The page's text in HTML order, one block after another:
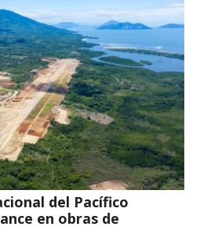
del Pacífico
en obras de